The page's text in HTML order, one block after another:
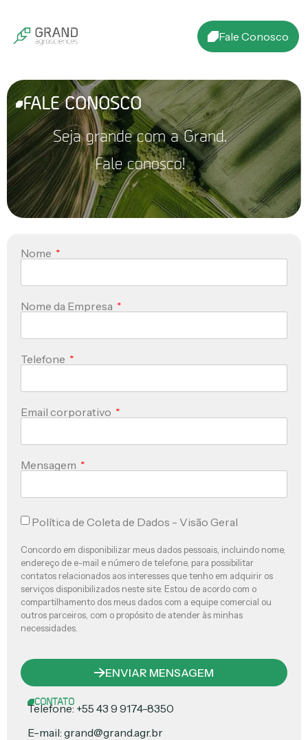
Fale Conosco
FALE CONOSCO
Seja grande com a Grand.
Fale conosco!
Nome
Nome da Empresa
Telefone
Email corporativo
Mensagem
Política de Coleta de Dados - Visão Geral
Concordo em disponibilizar meus dados pessoais, incluindo nome,
endereço de e-mail e número de telefone, para possibilitar
contatos relacionados aos interesses que tenho em adquirir os
serviços disponibilizados neste site. Estou de acordo com o
compartilhamento dos meus dados com a equipe comercial ou
outros parceiros, com o propósito de atender às minhas
necessidades.
ENVIAR MENSAGEM
CONTATO
Telefone: +55 43 9 9174-8350
E-mail: grand@grand.agr.br